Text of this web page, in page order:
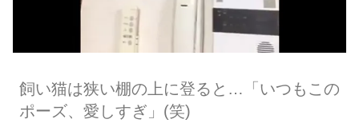
飼い猫は狭い棚の上に登ると…「いつもこの
ポーズ、愛しすぎ」(笑)